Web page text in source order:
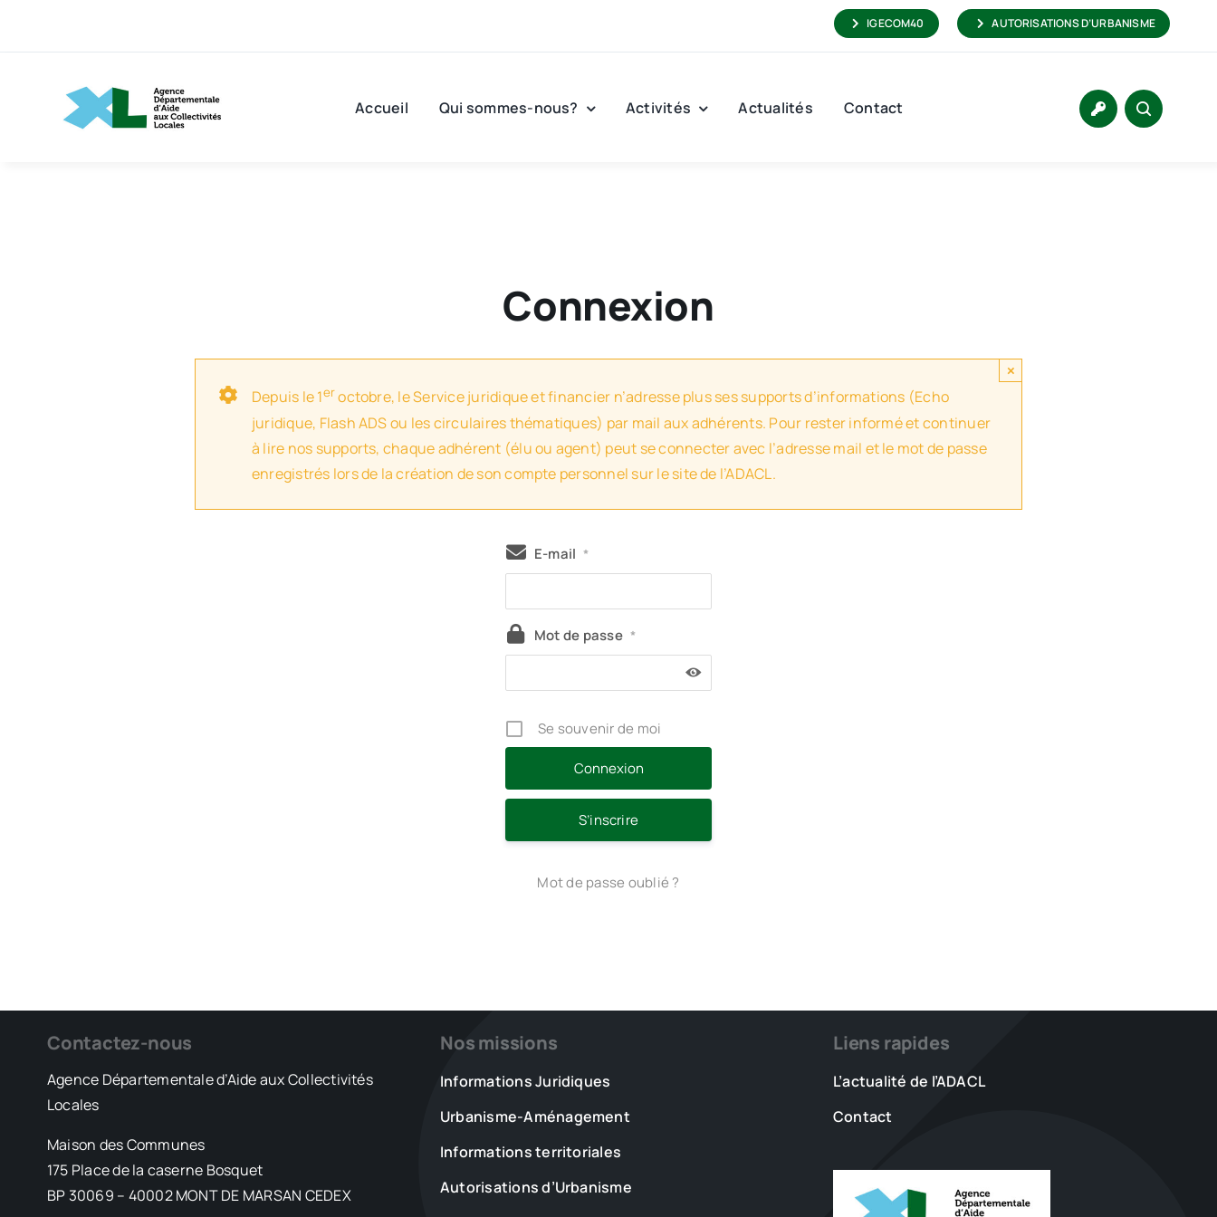
IGECOM40 AUTORISATIONS D’URBANISME
Accueil Qui sommes-nous? Activités Actualités Contact
Connexion
Depuis le 1eroctobre, le Service juridique et financier n’adresse plus ses supports d’informations (Echo
juridique, Flash ADS ou les circulaires thématiques) par mail aux adhérents. Pour rester informé et continuer
à lire nos supports, chaque adhérent (élu ou agent) peut se connecter avec l’adresse mail et le mot de passe
enregistrés lors de la création de son compte personnel sur le site de l’ADACL.
×
E-mail *
Mot de passe *
Se souvenir de moi
S’inscrire
Mot de passe oublié ?
Contactez-nous
Agence Départementale d’Aide aux Collectivités
Locales
Maison des Communes
175 Place de la caserne Bosquet
BP 30069 – 40002 MONT DE MARSAN CEDEX
Nos missions
Informations Juridiques
Urbanisme-Aménagement
Informations territoriales
Autorisations d’Urbanisme
Liens rapides
L’actualité de l’ADACL
Contact